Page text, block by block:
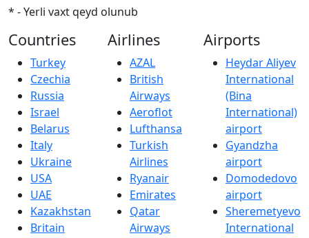
* - Yerli vaxt qeyd olunub
Countries
Turkey
Czechia
Russia
Israel
Belarus
Italy
Ukraine
USA
UAE
Kazakhstan
Britain
Airlines
AZAL
British
Airways
Aeroflot
Lufthansa
Turkish
Airlines
Ryanair
Emirates
Qatar
Airways
Airports
Heydar Aliyev
International
(Bina
International)
airport
Gyandzha
airport
Domodedovo
airport
Sheremetyevo
International